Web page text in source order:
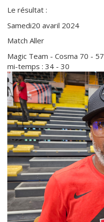
Le résultat :
Samedi20 avaril 2024
Match Aller
Magic Team - Cosma 70 - 57
mi-temps : 34 - 30
Faire
une
galerie